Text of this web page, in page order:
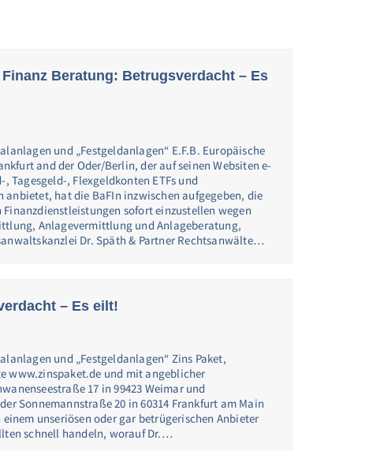
Beratung: Betrugsverdacht – Es
und „Festgeldanlagen“ E.F.B. Europäische
and der Oder/Berlin, der auf seinen Websiten e-
Tagesgeld-, Flexgeldkonten ETFs und
anbietet, hat die BaFIn inzwischen aufgegeben, die
sofort einzustellen wegen
Anlagevermittlung und Anlageberatung,
Dr. Späth & Partner Rechtsanwälte…
– Es eilt!
und „Festgeldanlagen“ Zins Paket,
www.zinspaket.de und mit angeblicher
17 in 99423 Weimar und
Sonnemannstraße 20 in 60314 Frankfurt am Main
unseriösen oder gar betrügerischen Anbieter
schnell handeln, worauf Dr.…